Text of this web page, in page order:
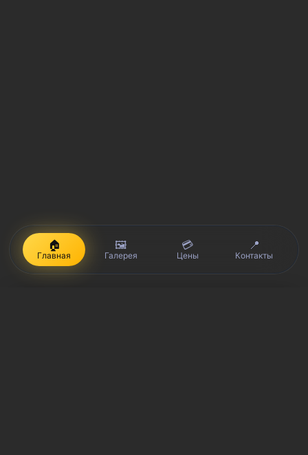
🏠
Главная
🖼️
Галерея
💳
Цены
📍
Контакты